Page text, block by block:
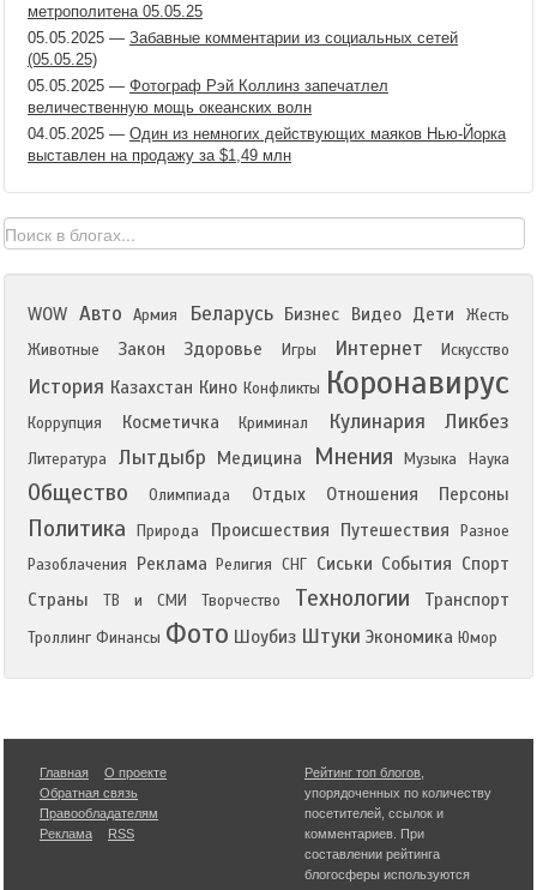
метрополитена 05.05.25
05.05.2025 — Забавные комментарии из социальных сетей
(05.05.25)
05.05.2025 — Фотограф Рэй Коллинз запечатлел
величественную мощь океанских волн
04.05.2025 — Один из немногих действующих маяков Нью-Йорка
выставлен на продажу за $1,49 млн
WOW Авто Армия Беларусь Бизнес Видео Дети
Жесть
Животные
Закон Здоровье Игры Интернет Искусство
История Казахстан Кино Конфликты Коронавирус
Коррупция Косметичка Криминал Кулинария Ликбез
Литература Лытдыбр Медицина Мнения Музыка Наука
Общество Олимпиада Отдых Отношения Персоны
Политика Природа Происшествия Путешествия
Разное
Разоблачения
Реклама Религия СНГ Сиськи События Спорт
Страны
ТВ и СМИ Творчество Технологии Транспорт
Троллинг Финансы Фото Шоубиз Штуки Экономика Юмор
Главная
О проекте
Обратная связь
Правообладателям
Реклама
RSS
Рейтинг топ блогов
упорядоченных по количеству
посетителей, ссылок и
комментариев. При
составлении рейтинга
блогосферы используются